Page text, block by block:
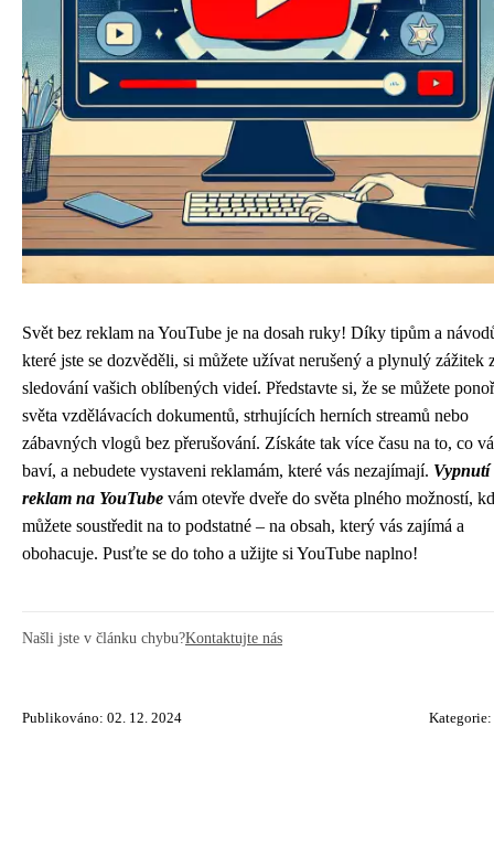
Svět bez reklam na YouTube je na dosah ruky! Díky tipům a
které jste se dozvěděli, si můžete užívat nerušený a plynulý zážitek
sledování vašich oblíbených videí. Představte si, že se můžete
světa vzdělávacích dokumentů, strhujících herních streamů nebo
zábavných vlogů bez přerušování. Získáte tak více času na to, co
baví, a nebudete vystaveni reklamám, které vás nezajímají. Vypnutí
reklam na YouTube vám otevře dveře do světa plného možností,
můžete soustředit na to podstatné – na obsah, který vás zajímá a
obohacuje. Pusťte se do toho a užijte si YouTube naplno!
Našli jste v článku chybu?Kontaktujte nás
Publikováno: 02. 12. 2024 Kategorie: